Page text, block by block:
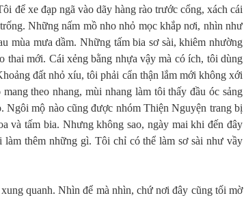
để xe đạp ngã vào dãy hàng rào trước cổng, xách cái
Những nấm mồ nho nhỏ mọc khắp nơi, nhìn như
mùa mưa dầm. Những tấm bia sơ sài, khiêm nhường
thai mới. Cái xẻng bằng nhựa vậy mà có ích, tôi dùng
đất nhỏ xíu, tôi phải cẩn thận lắm mới không xới
theo nhang, mùi nhang làm tôi thấy đầu óc sảng
Ngôi mộ nào cũng được nhóm Thiện Nguyện trang bị
và tấm bia. Nhưng không sao, ngày mai khi đến đây
làm thêm những gì. Tôi chỉ có thể làm sơ sài như vầy
quanh. Nhìn để mà nhìn, chứ nơi đây cũng tối mờ